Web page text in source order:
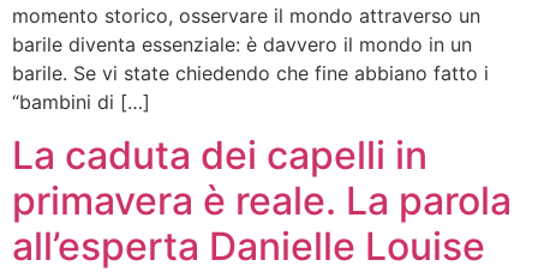
momento storico, osservare il mondo attraverso un
barile diventa essenziale: è davvero il mondo in un
barile. Se vi state chiedendo che fine abbiano fatto i
“bambini di […]
La caduta dei capelli in
primavera è reale. La parola
all’esperta Danielle Louise